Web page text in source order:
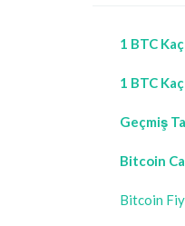
1 BTC
1 BTC
Geçmiş
Bitcoin
Bitcoin